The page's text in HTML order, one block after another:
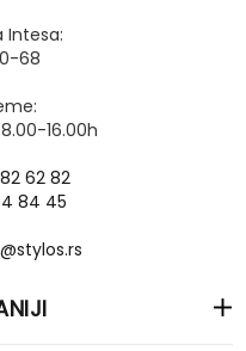
Intesa:
68
16.00h
62 82
84 45